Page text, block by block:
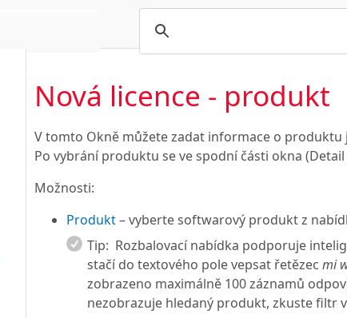
Nová licence - produkt
V tomto Okně můžete zadat informace o produktu
Po vybrání produktu se ve spodní části okna
Možnosti:
Produkt– vyberte softwarový produkt z
Tip: Rozbalovací nabídka podporuje
stačí do textového pole vepsat řetězec mi
zobrazeno maximálně 100 záznamů
nezobrazuje hledaný produkt, zkuste filtr